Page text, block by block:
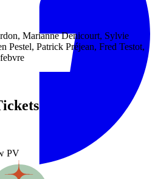
Marianne Denicourt, Sylvie
Pestel, Patrick Préjean, Fred Testot,
PV